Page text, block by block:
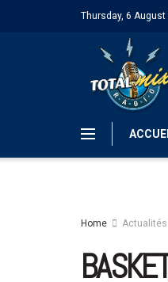
Thursday, 6 August
Home Actualités